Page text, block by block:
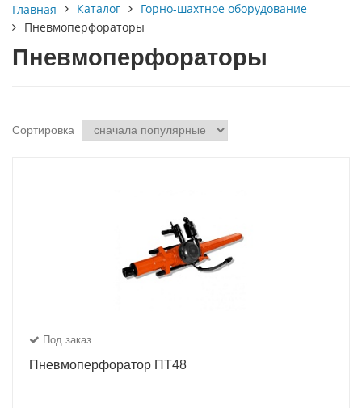
Главная Каталог
Горно-шахтное оборудование
Пневмоперфораторы
Пневмоперфораторы
Сортировка
Под заказ
Пневмоперфоратор ПТ48